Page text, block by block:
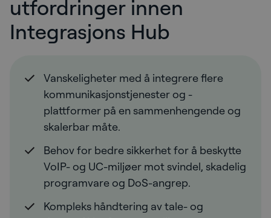
utfordringer innen
Integrasjons Hub
Vanskeligheter med å integrere flere
kommunikasjonstjenester og -
plattformer på en sammenhengende og
skalerbar måte.
Behov for bedre sikkerhet for å beskytte
VoIP- og UC-miljøer mot svindel, skadelig
programvare og DoS-angrep.
Kompleks håndtering av tale- og